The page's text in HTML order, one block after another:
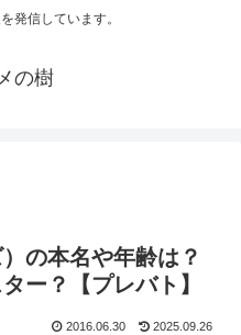
発信しています。
の樹
の本名や年齢は？
ー？【プレバト】
2016.06.30 2025.09.26